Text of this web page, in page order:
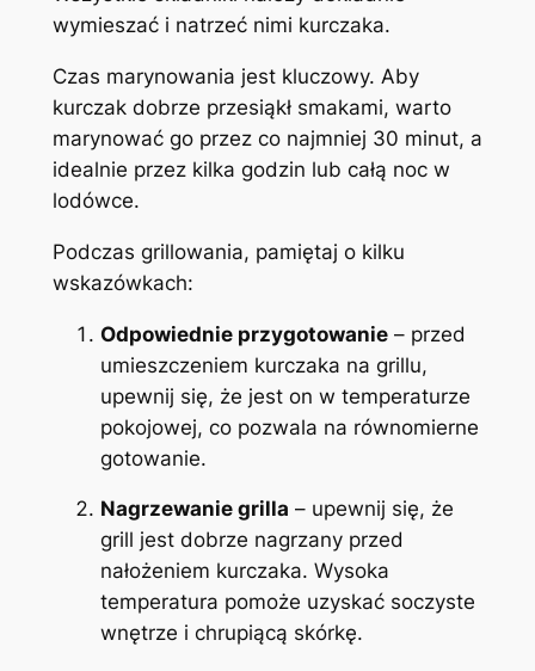
wymieszać i natrzeć nimi kurczaka.
Czas marynowania jest kluczowy. Aby
kurczak dobrze przesiąkł smakami, warto
marynować go przez co najmniej 30 minut, a
idealnie przez kilka godzin lub całą noc w
lodówce.
Podczas grillowania, pamiętaj o kilku
wskazówkach:
Odpowiednie przygotowanie– przed
umieszczeniem kurczaka na grillu,
upewnij się, że jest on w temperaturze
pokojowej, co pozwala na równomierne
gotowanie.
Nagrzewanie grilla – upewnij się, że
grill jest dobrze nagrzany przed
nałożeniem kurczaka. Wysoka
temperatura pomoże uzyskać soczyste
wnętrze i chrupiącą skórkę.